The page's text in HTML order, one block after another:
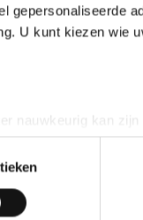
gepersonaliseerde
U kunt kiezen wie
nauwkeurig kan zijn
in het